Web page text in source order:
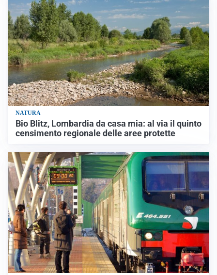
NATURA
Bio Blitz, Lombardia da casa mia: al via il quinto
censimento regionale delle aree protette